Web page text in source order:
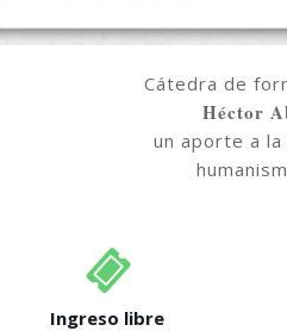
Cátedra de
Héctor
un aporte a
Ingreso libre